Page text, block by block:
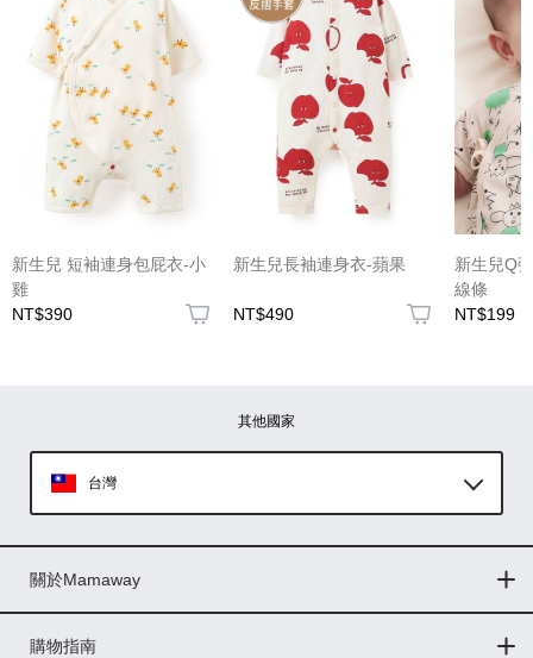
(圖片格式限jpg、jpeg)
新生兒 短袖連身包屁衣-小
雞
NT$390
新生兒長袖連身衣-蘋果
NT$490
新生兒Q
線條
NT$199
其他國家
台灣
印尼
菲律賓
關於Mamaway
門市據點
最新消息
品牌故事
人力招募
媒體花絮
隱私權聲明
CSR企業社會責任
購物指南